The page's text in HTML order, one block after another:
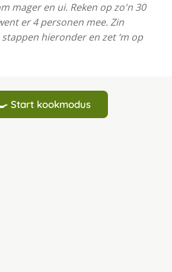
mager en ui. Reken op zo'n 30
er 4 personen mee. Zin
hieronder en zet ‘m op
Start kookmodus